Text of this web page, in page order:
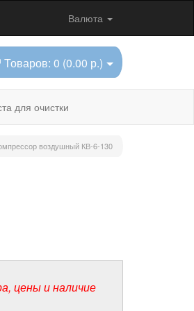
Валюта
Товаров: 0 (0.00 р.)
для очистки
воздушный КВ-6-130
цены и наличие